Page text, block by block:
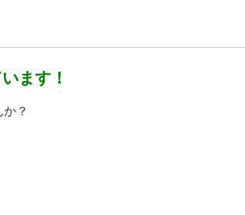
ます！
？